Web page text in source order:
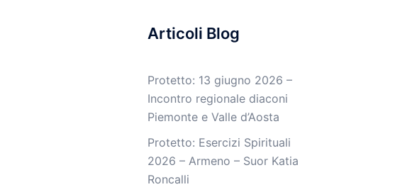
Articoli Blog
Protetto: 13 giugno 2026 –
Incontro regionale diaconi
Piemonte e Valle d’Aosta
Protetto: Esercizi Spirituali
2026 – Armeno – Suor Katia
Roncalli